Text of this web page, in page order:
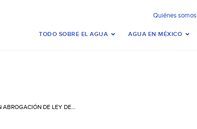
Quiénes somos
TODO SOBRE EL AGUA AGUA EN MÉXICO
(MÉXICO) SIN ABROGACIÓN DE LEY DE AGUAS NACIONALES, SE PROFUNDIZARÁ CRISIS DEL SECTOR HÍDRICO (CONTRALÍNEA)